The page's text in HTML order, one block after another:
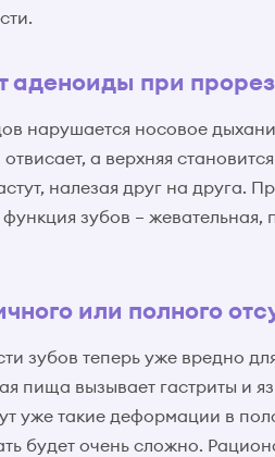
аденоиды при
нарушается носовое
а верхняя
налезая друг на друга.
зубов – жевательная,
или полного
зубов теперь уже вредно
пища вызывает гастриты и
уже такие деформации в
будет очень сложно.